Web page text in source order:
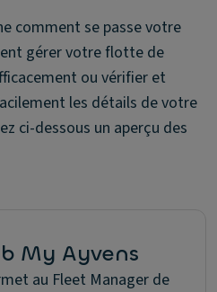
comment se passe votre
gérer votre flotte de
ou vérifier et
les détails de votre
ci-dessous un aperçu des
My Ayvens
au Fleet Manager de